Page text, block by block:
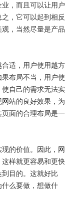
，而且可以让用户
，它可以起到相反
，当然尽量是产品
适，用户使用越方
布局不当，用户使
自己的需求无法实
站的良好效果，为
面的合理布局是一
的价值。因此，网
样就更容易和更快
目的。这就好比
么要做，想做什